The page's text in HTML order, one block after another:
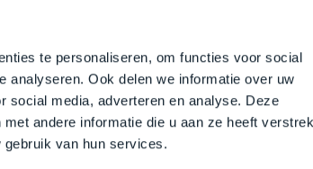
te personaliseren, om functies voor social
analyseren. Ook delen we informatie over uw
social media, adverteren en analyse. Deze
andere informatie die u aan ze heeft
van hun services.